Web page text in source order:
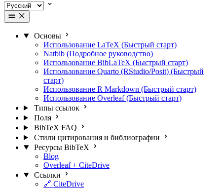
Основы
Использование LaTeX (Быстрый старт)
Natbib (Подробное руководство)
Использование BibLaTeX (Быстрый старт)
Использование Quarto (RStudio/Posit) (Быстрый
старт)
Использование R Markdown (Быстрый старт)
Использование Overleaf (Быстрый старт)
Типы ссылок
Поля
BibTeX FAQ
Стили цитирования и библиографии
Ресурсы BibTeX
Blog
Overleaf + CiteDrive
Ссылки
🔗 CiteDrive